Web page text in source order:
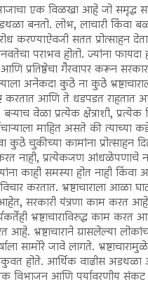
एक विळखा आहे जो समृद्ध
बनतो. लोभ, लाचारी किंवा
करण्याऐवजी सतत
पराभव होतो. ज्यांना
आणि प्रतिष्ठेचा गैरवापर करून
अनेकदा कुठे ना कुठे
करतात आणि ते धडपडत राहतात
वेळा प्रत्येक क्षेत्राशी, प्रत्येक
माहित असते की त्याच्या
कुठे चुकीच्या कामांना
नाही, प्रत्येकजण आंधळेपणाचे
काही समस्या होत नाही
करतात. भ्रष्टाचाराला आळा
सरकारी यंत्रणा काम करत
भ्रष्टाचाराविरुद्ध काम करत
आहे. भ्रष्टाचाराने ग्रासलेल्या
सामोरे जावे लागते.
होते. आर्थिक वाढीस
विभाजन आणि पर्यावरणीय